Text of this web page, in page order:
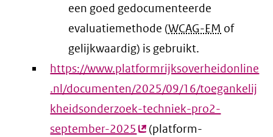
een goed gedocumenteerde
evaluatiemethode (WCAG-EM of
gelijkwaardig) is gebruikt.
https://www.platformrijksoverheidonline
.nl/documenten/2025/09/16/toegankelij
kheidsonderzoek-techniek-pro2-
september-2025 (externe
(platform-